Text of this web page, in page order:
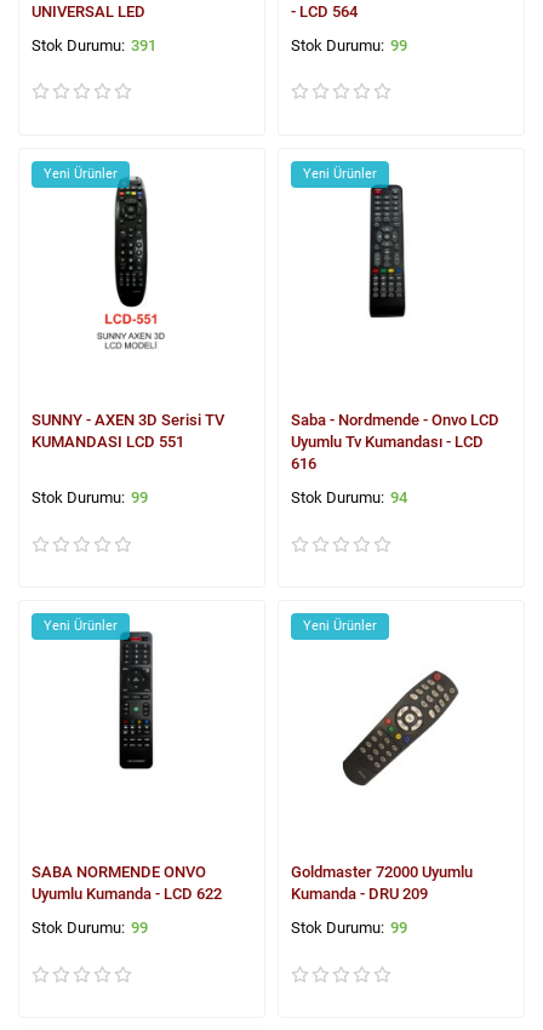
UNIVERSAL LED
391
- LCD 564
99
Yeni Ürünler
SUNNY - AXEN 3D Serisi TV
KUMANDASI LCD 551
99
Yeni Ürünler
Saba - Nordmende - Onvo LCD
Uyumlu Tv Kumandası - LCD
616
94
Yeni Ürünler
SABA NORMENDE ONVO
Uyumlu Kumanda - LCD 622
99
Yeni Ürünler
Goldmaster 72000 Uyumlu
Kumanda - DRU 209
99